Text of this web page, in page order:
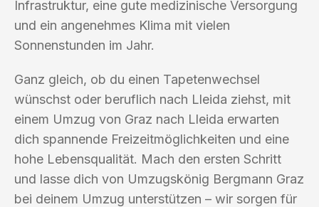
Infrastruktur, eine gute medizinische Versorgung
und ein angenehmes Klima mit vielen
Sonnenstunden im Jahr.
Ganz gleich, ob du einen Tapetenwechsel
wünschst oder beruflich nach Lleida ziehst, mit
einem Umzug von Graz nach Lleida erwarten
dich spannende Freizeitmöglichkeiten und eine
hohe Lebensqualität. Mach den ersten Schritt
und lasse dich von Umzugskönig Bergmann Graz
bei deinem Umzug unterstützen – wir sorgen für